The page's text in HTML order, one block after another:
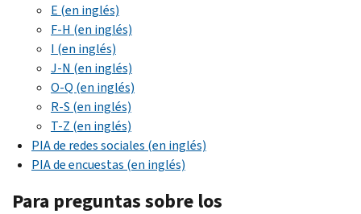
E (en inglés)
F-H (en inglés)
I (en inglés)
J-N (en inglés)
O-Q (en inglés)
R-S (en inglés)
T-Z (en inglés)
PIA de redes sociales (en inglés)
PIA de encuestas (en inglés)
Para preguntas sobre los